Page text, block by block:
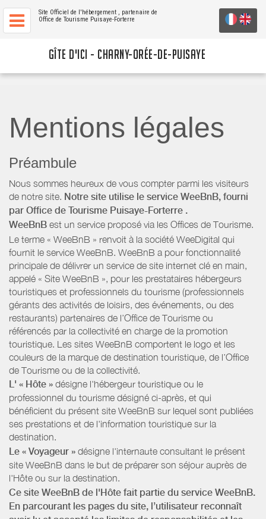
Site Officiel de l'hébergement , partenaire de
Office de Tourisme Puisaye-Forterre
GÎTE D'ICI - CHARNY-ORÉE-DE-PUISAYE
Mentions légales
Préambule
Nous sommes heureux de vous compter parmi les visiteurs
de notre site. Notre site utilise le service WeeBnB, fourni
par Office de Tourisme Puisaye-Forterre .
WeeBnB est un service proposé via les Offices de Tourisme.
Le terme « WeeBnB » renvoit à la société WeeDigital qui
fournit le service WeeBnB. WeeBnB a pour fonctionnalité
principale de délivrer un service de site internet clé en main,
appelé « Site WeeBnB », pour les prestataires hébergeurs
touristiques et professionnels du tourisme (professionnels
gérants des activités de loisirs, des événements, ou des
restaurants) partenaires de l’Office de Tourisme ou
référencés par la collectivité en charge de la promotion
touristique. Les sites WeeBnB comportent le logo et les
couleurs de la marque de destination touristique, de l’Office
de Tourisme ou de la collectivité.
L' « Hôte » désigne l'hébergeur touristique ou le
professionnel du tourisme désigné ci-après, et qui
bénéficient du présent site WeeBnB sur lequel sont publiées
ses prestations et de l'information touristique sur la
destination.
Le « Voyageur » désigne l'internaute consultant le présent
site WeeBnB dans le but de préparer son séjour auprès de
l'Hôte ou sur la destination.
Ce site WeeBnB de l'Hôte fait partie du service WeeBnB.
En parcourant les pages du site, l’utilisateur reconnaît